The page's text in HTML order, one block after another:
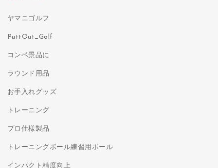
ヤマニゴルフ
PuttOut_Golf
コンペ景品に
ラウンド用品
お手入れグッズ
トレーニング
プロ仕様製品
トレーニングボール練習用ボール
インパクト精度向上